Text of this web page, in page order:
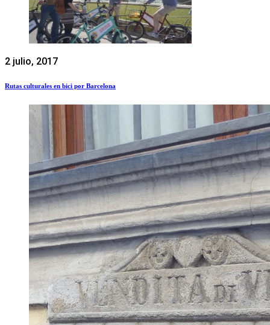
2 julio, 2017
Rutas culturales en bici por Barcelona